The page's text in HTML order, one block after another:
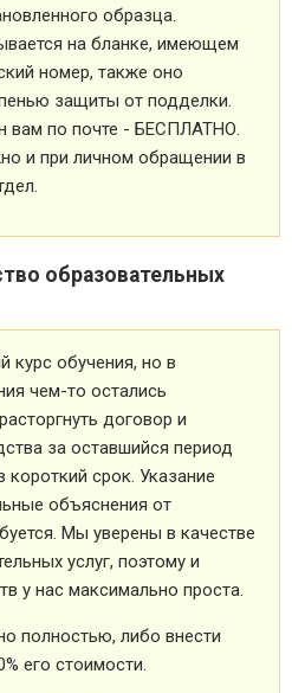
образца.
на бланке, имеющем
номер, также оно
защиты от подделки.
вам по почте - БЕСПЛАТНО.
и при личном обращении в
образовательных
курс обучения, но в
чем-то остались
договор и
за оставшийся период
срок. Указание
объяснения от
Мы уверены в качестве
услуг, поэтому и
у нас максимально проста.
полностью, либо внести
его стоимости.